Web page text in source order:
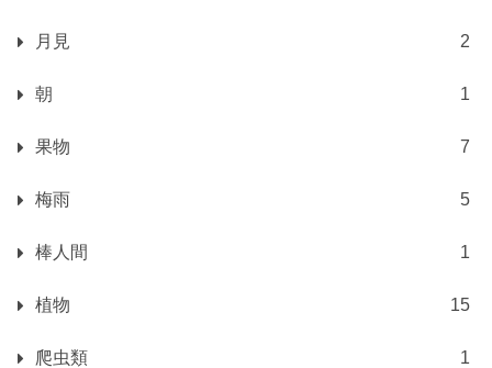
月見 2
朝 1
果物 7
梅雨 5
棒人間 1
植物 15
爬虫類 1